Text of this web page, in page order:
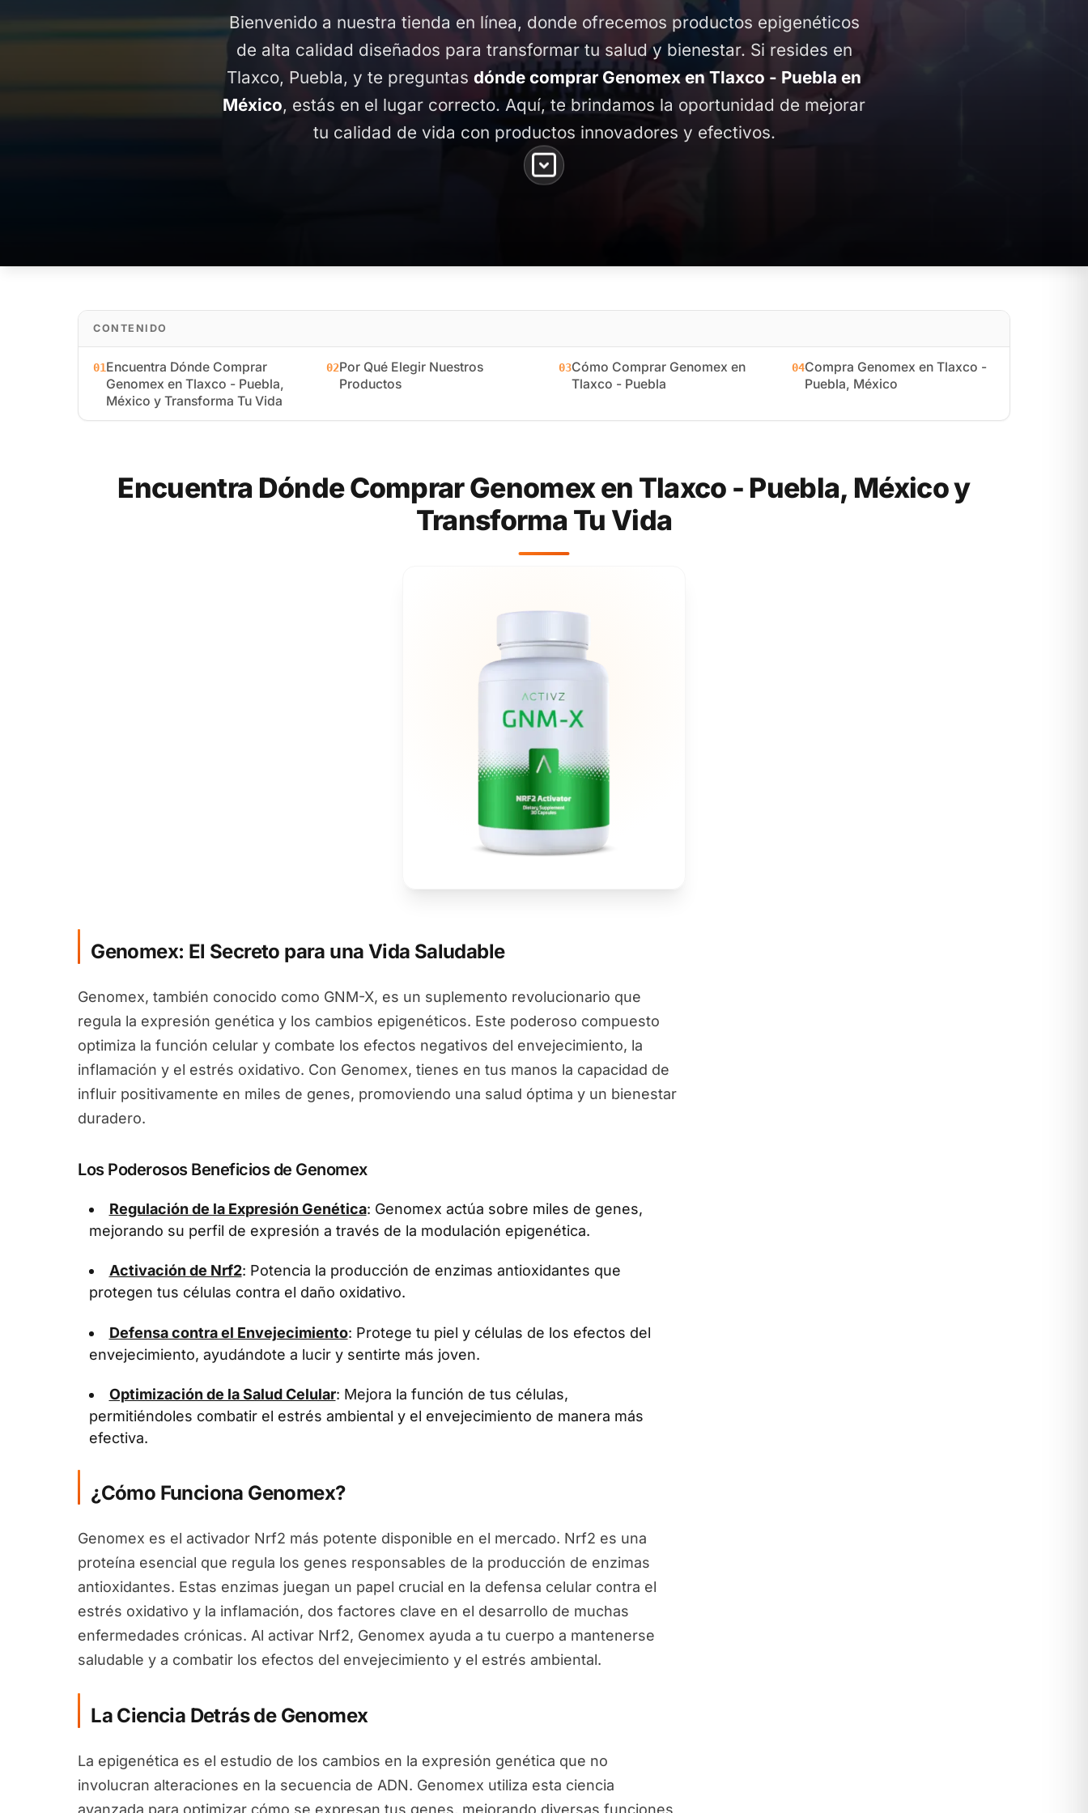
Bienvenido a nuestra tienda en línea, donde ofrecemos productos epigenéticos
de alta calidad diseñados para transformar tu salud y bienestar. Si resides en
Tlaxco, Puebla, y te preguntas dónde comprar Genomex en Tlaxco - Puebla en
México, estás en el lugar correcto. Aquí, te brindamos la oportunidad de mejorar
tu calidad de vida con productos innovadores y efectivos.
CONTENIDO
01Encuentra Dónde Comprar
Genomex en Tlaxco - Puebla,
México y Transforma Tu Vida
02Por Qué Elegir Nuestros
Productos
03Cómo Comprar Genomex en
Tlaxco - Puebla
04Compra Genomex en Tlaxco -
Puebla, México
Encuentra Dónde Comprar Genomex en Tlaxco - Puebla, México y
Transforma Tu Vida
Genomex: El Secreto para una Vida Saludable
Genomex, también conocido como GNM-X, es un suplemento revolucionario que
regula la expresión genética y los cambios epigenéticos. Este poderoso compuesto
optimiza la función celular y combate los efectos negativos del envejecimiento, la
inflamación y el estrés oxidativo. Con Genomex, tienes en tus manos la capacidad de
influir positivamente en miles de genes, promoviendo una salud óptima y un bienestar
duradero.
Los Poderosos Beneficios de Genomex
Regulación de la Expresión Genética: Genomex actúa sobre miles de genes,
mejorando su perfil de expresión a través de la modulación epigenética.
Activación de Nrf2: Potencia la producción de enzimas antioxidantes que
protegen tus células contra el daño oxidativo.
Defensa contra el Envejecimiento: Protege tu piel y células de los efectos del
envejecimiento, ayudándote a lucir y sentirte más joven.
Optimización de la Salud Celular: Mejora la función de tus células,
permitiéndoles combatir el estrés ambiental y el envejecimiento de manera más
efectiva.
¿Cómo Funciona Genomex?
Genomex es el activador Nrf2 más potente disponible en el mercado. Nrf2 es una
proteína esencial que regula los genes responsables de la producción de enzimas
antioxidantes. Estas enzimas juegan un papel crucial en la defensa celular contra el
estrés oxidativo y la inflamación, dos factores clave en el desarrollo de muchas
enfermedades crónicas. Al activar Nrf2, Genomex ayuda a tu cuerpo a mantenerse
saludable y a combatir los efectos del envejecimiento y el estrés ambiental.
La Ciencia Detrás de Genomex
La epigenética es el estudio de los cambios en la expresión genética que no
involucran alteraciones en la secuencia de ADN. Genomex utiliza esta ciencia
avanzada para optimizar cómo se expresan tus genes, mejorando diversas funciones